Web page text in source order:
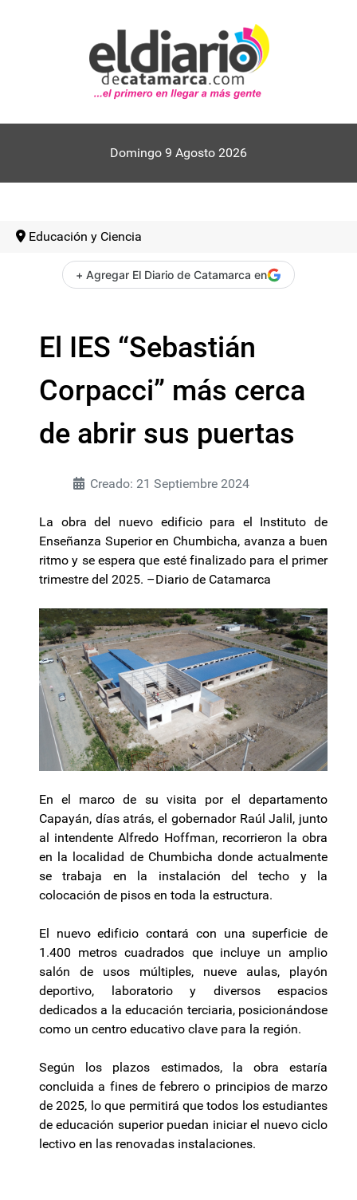
Domingo 9 Agosto 2026
Educación y Ciencia
+ Agregar El Diario de Catamarca en
El IES “Sebastián
Corpacci” más cerca
de abrir sus puertas
Creado: 21 Septiembre 2024
La obra del nuevo edificio para el Instituto de
Enseñanza Superior en Chumbicha, avanza a buen
ritmo y se espera que esté finalizado para el primer
trimestre del 2025. –Diario de Catamarca
En el marco de su visita por el departamento
Capayán, días atrás, el gobernador Raúl Jalil, junto
al intendente Alfredo Hoffman, recorrieron la obra
en la localidad de Chumbicha donde actualmente
se trabaja en la instalación del techo y la
colocación de pisos en toda la estructura.
El nuevo edificio contará con una superficie de
1.400 metros cuadrados que incluye un amplio
salón de usos múltiples, nueve aulas, playón
deportivo, laboratorio y diversos espacios
dedicados a la educación terciaria, posicionándose
como un centro educativo clave para la región.
Según los plazos estimados, la obra estaría
concluida a fines de febrero o principios de marzo
de 2025, lo que permitirá que todos los estudiantes
de educación superior puedan iniciar el nuevo ciclo
lectivo en las renovadas instalaciones.